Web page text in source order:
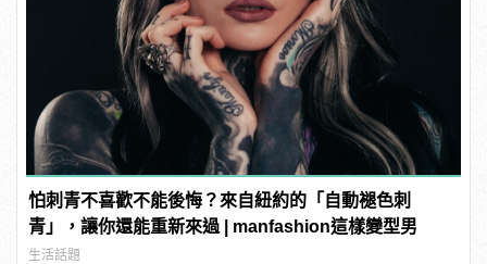
怕刺青不喜歡不能後悔？來自紐約的「自動褪色刺
青」，讓你還能重新來過 | manfashion這樣變型男
生活話題